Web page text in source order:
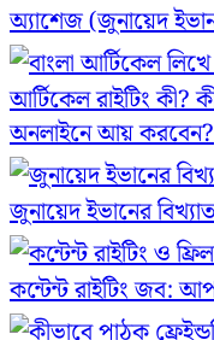
অ্যাশেজ (জুনায়েদ
আর্টিকেল রাইটিং কী?
অনলাইনে আয় করবেন?
জুনায়েদ ইভানের
কন্টেন্ট রাইটিং জব: